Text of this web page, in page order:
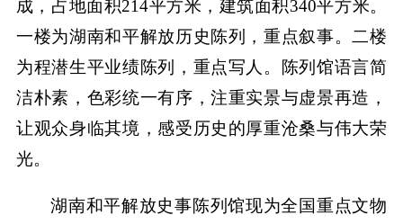
成，占地面积214平方米，建筑面积340平方米。
一楼为湖南和平解放历史陈列，重点叙事。二楼
为程潜生平业绩陈列，重点写人。陈列馆语言简
洁朴素，色彩统一有序，注重实景与虚景再造，
让观众身临其境，感受历史的厚重沧桑与伟大荣
光。
湖南和平解放史事陈列馆现为全国重点文物